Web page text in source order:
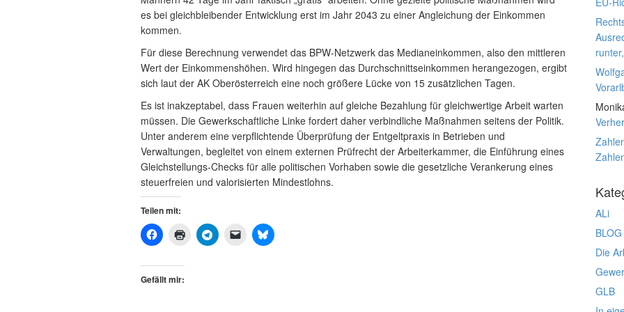
es bei gleichbleibender Entwicklung erst im Jahr 2043 zu einer Angleichung der Einkommen
kommen.
Für diese Berechnung verwendet das BPW-Netzwerk das Medianeinkommen, also den mittleren
Wert der Einkommenshöhen. Wird hingegen das Durchschnittseinkommen herangezogen, ergibt
sich laut der AK Oberösterreich eine noch größere Lücke von 15 zusätzlichen Tagen.
Es ist inakzeptabel, dass Frauen weiterhin auf gleiche Bezahlung für gleichwertige Arbeit warten
müssen. Die Gewerkschaftliche Linke fordert daher verbindliche Maßnahmen seitens der Politik.
Unter anderem eine verpflichtende Überprüfung der Entgeltpraxis in Betrieben und
Verwaltungen, begleitet von einem externen Prüfrecht der Arbeiterkammer, die Einführung eines
Gleichstellungs-Checks für alle politischen Vorhaben sowie die gesetzliche Verankerung eines
steuerfreien und valorisierten Mindestlohns.
Teilen mit:
Gefällt mir:
ALi
BLOG
Die
GLB